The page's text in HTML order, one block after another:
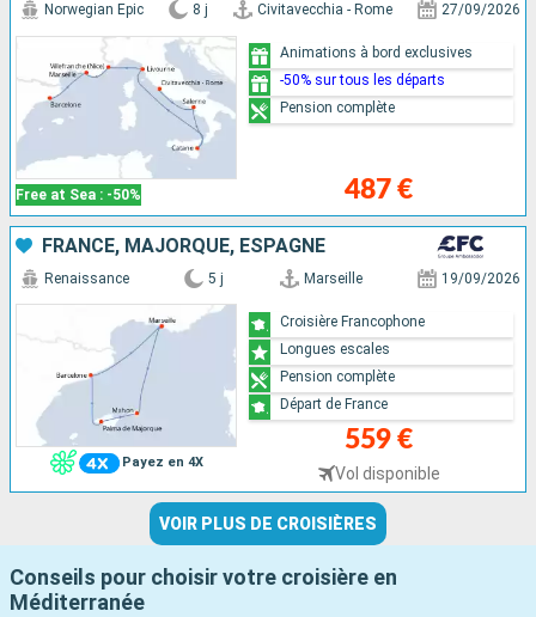
Free at Sea : -50%
Norwegian Epic 8 j Civitavecchia - Rome 27/09/2026
487 €
Animations à bord exclusives
-50% sur tous les départs
Pension complète
FRANCE, MAJORQUE, ESPAGNE
Payez en 4X
Renaissance 5 j Marseille 19/09/2026
559 €
Vol disponible
Croisière Francophone
Longues escales
Pension complète
Départ de France
VOIR PLUS DE CROISIÈRES
Conseils pour choisir votre croisière en
Méditerranée